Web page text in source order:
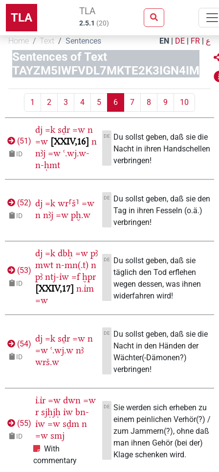
TLA TLA
2.5.1 (20)
Home Text Sentences EN | DE | FR | ع
Sentences of Text
TAYZM5IWFVDL7MKTE2K3IGN4IM
1 2 3 4 5 6 7 8 9 10
(51)
ID
dj =k sḏr =w n
=w XXIV,16 n
nꜣj =w ꜥ.wj.w-
n-ḥmt
DE
Du sollst geben, daß sie die
Nacht in ihren Handschellen
verbringen!
(52)
ID
dj =k wr⸢š⸣ =w
n nꜣj =w pḫ.w
DE
Du sollst geben, daß sie den
Tag in ihren Fesseln (o.ä.)
verbringen!
(53)
ID
dj =k dbḥ =w pꜣ
mwt n-mn(.t) n
pꜣ ntj-ı͗w =f ḫpr
XXIV,17 n.ı͗m
=w
DE
Du sollst geben, daß sie
täglich den Tod erflehen
wegen dessen, was ihnen
widerfahren wird!
(54)
ID
dj =k sḏr =w n
=w ꜥ.wj.w nꜣ
wrš.w
DE
Du sollst geben, daß sie die
Nacht in den Händen der
Wächter(-Dämonen?)
verbringen!
(55)
ID
ı͗.ı͗r =w dwn =w
r sjḥjḥ ı͗w bn-
ı͗w =w sḏm n
=w smj
With
commentary
DE Sie werden sich erheben zu
einem peinlichen Verhör(?) /
zum Jammern(?), ohne daß
man ihnen Gehör (bei der)
Klage schenken wird.